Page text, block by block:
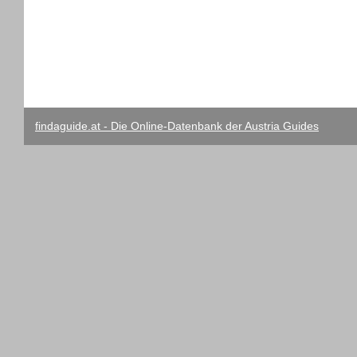
findaguide.at - Die Online-Datenbank der Austria Guides